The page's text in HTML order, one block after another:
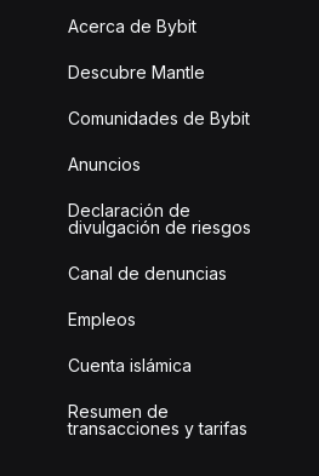
Acerca de Bybit
Descubre Mantle
Comunidades de Bybit
Anuncios
Declaración de
divulgación de riesgos
Canal de denuncias
Empleos
Cuenta islámica
Resumen de
transacciones y tarifas